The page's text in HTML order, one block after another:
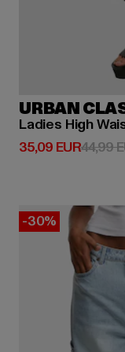
URBAN
Ladies High
35,09 EUR
Derzeitiger Preis:
44,99
-30%